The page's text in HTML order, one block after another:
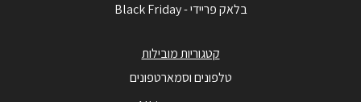
בלאק פריידי - Black Friday
קטגוריות מובילות
טלפונים וסמארטפונים